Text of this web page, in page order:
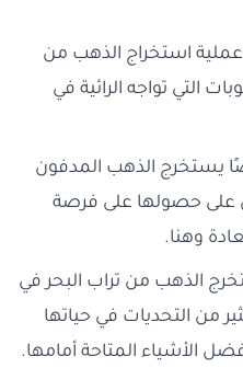
استخراج الذهب من
التي تواجه الرائية في
يستخرج الذهب المدفون
على حصولها على فرصة
وهنا.
الذهب من تراب البحر في
من التحديات في حياتها
الأشياء المتاحة أمامها.